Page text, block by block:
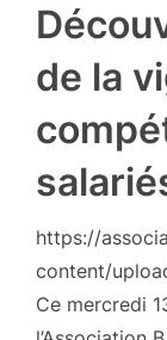
de la
https://
content/
Ce mercredi